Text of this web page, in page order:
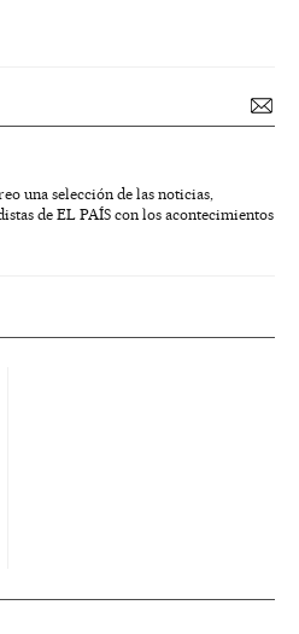
una selección de las noticias,
de EL PAÍS con los acontecimientos